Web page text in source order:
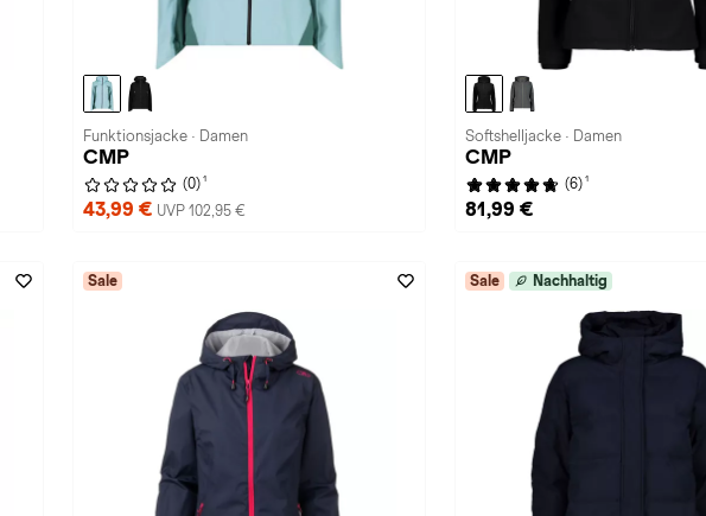
Funktionsjacke · Damen
CMP
(0) 1
43,99 € UVP 102,95 €
Softshelljacke · Damen
CMP
(6) 1
81,99 €
Sale Sale Nachhaltig